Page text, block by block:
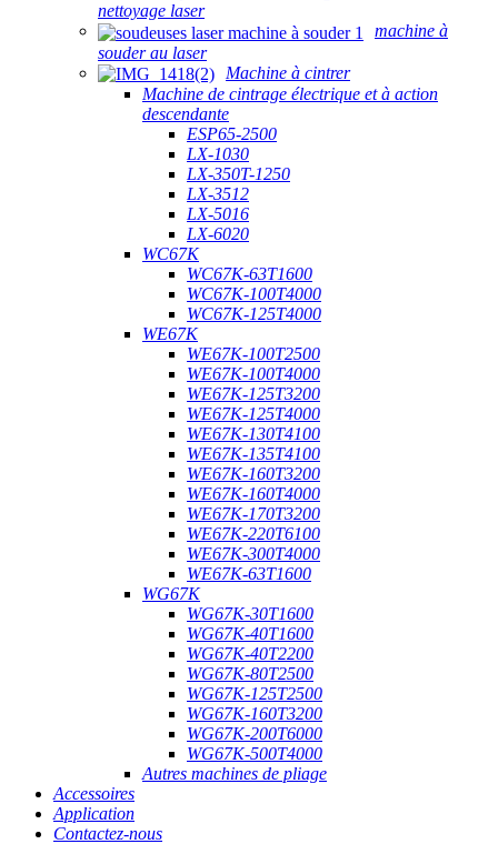
nettoyage laser
machine à
souder au laser
Machine à cintrer
Machine de cintrage électrique et à action
descendante
ESP65-2500
LX-1030
LX-350T-1250
LX-3512
LX-5016
LX-6020
WC67K
WC67K-63T1600
WC67K-100T4000
WC67K-125T4000
WE67K
WE67K-100T2500
WE67K-100T4000
WE67K-125T3200
WE67K-125T4000
WE67K-130T4100
WE67K-135T4100
WE67K-160T3200
WE67K-160T4000
WE67K-170T3200
WE67K-220T6100
WE67K-300T4000
WE67K-63T1600
WG67K
WG67K-30T1600
WG67K-40T1600
WG67K-40T2200
WG67K-80T2500
WG67K-125T2500
WG67K-160T3200
WG67K-200T6000
WG67K-500T4000
Autres machines de pliage
Accessoires
Application
Contactez-nous